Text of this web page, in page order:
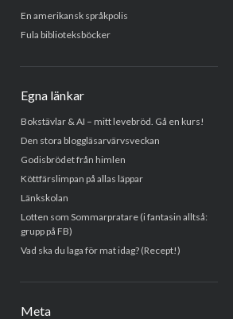
En amerikansk språkpolis
Fula biblioteksböcker
Egna länkar
Bokstävlar & AI – mitt levebröd. Gå en kurs!
Den stora bloggläsarvärvsveckan
Godisbrödet från himlen
Köttfärslimpan på allas läppar
Länkskolan
Lotten som Sommarpratare (i fantasin alltså:
grupp på FB)
Vad ska du laga för mat idag? (Recept!)
Meta